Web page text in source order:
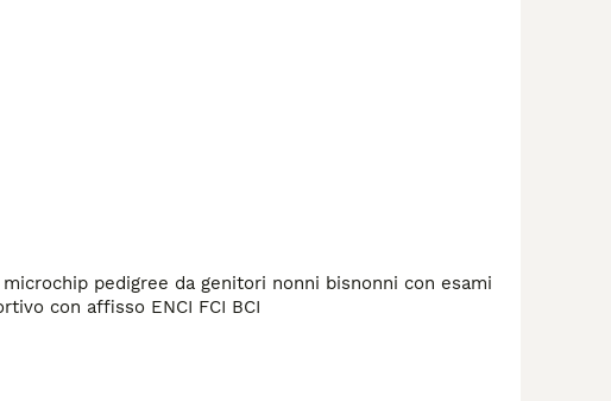
pedigree da genitori nonni bisnonni con esami
con affisso ENCI FCI BCI